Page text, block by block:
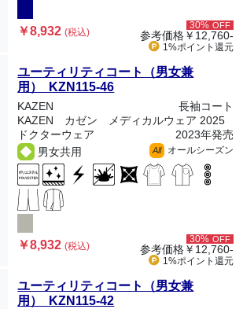
￥8,932(税込)
30% OFF
参考価格￥12,760-
1%ポイント 還元
ユーティリティコート（男女兼
用） KZN115-46
KAZEN
長袖コート
KAZEN カゼン メディカルウェア 2025
ドクターウェア
2023年発売
男女共用
All オールシーズン
￥8,932(税込)
30% OFF
参考価格￥12,760-
1%ポイント 還元
ユーティリティコート（男女兼
用） KZN115-42